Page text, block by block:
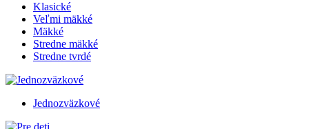
Klasické
Veľmi mäkké
Mäkké
Stredne mäkké
Stredne tvrdé
Jednozväzkové